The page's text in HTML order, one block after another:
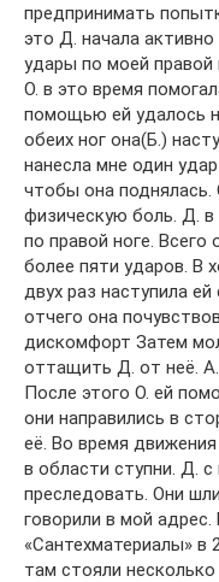
предпринимать
это Д. начала
удары по моей правой
О. в это время
помощью ей удалось
обеих ног она(Б.)
нанесла мне один
чтобы она поднялась.
физическую боль. Д. в
по правой ноге. Всего
более пяти ударов. В
двух раз наступила
отчего она
дискомфорт Затем
оттащить Д. от неё.
После этого О. ей
они направились в
её. Во время
в области ступни. Д.
преследовать. Они
говорили в мой
«Сантехматериалы» в
там стояли